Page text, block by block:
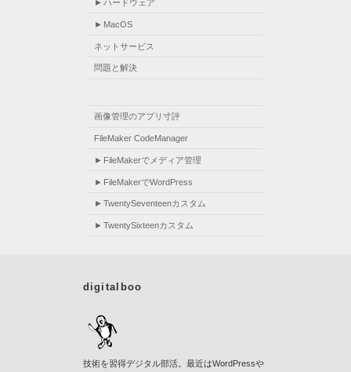
ハードウェア
MacOS
ネットサービス
問題と解決
画像管理のアプリ寸評
FileMaker CodeManager
FileMakerでメディア管理
FileMakerでWordPress
TwentySeventeenカスタム
TwentySixteenカスタム
digitalboo
技術を習得デジタル部活。最近はWordPressや